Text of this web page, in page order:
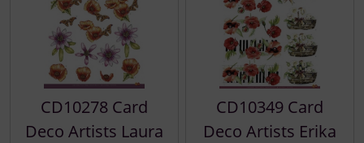
CD10278 Card
Deco Artists Laura
CD10349 Card
Deco Artists Erika